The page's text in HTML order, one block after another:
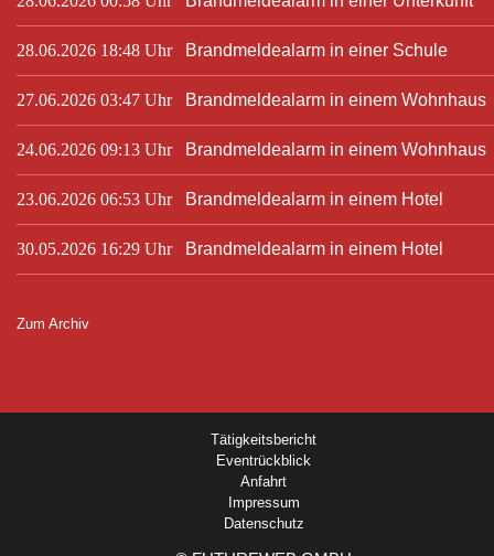
28.06.2026 18:48 Uhr Brandmeldealarm in einer Schule
27.06.2026 03:47 Uhr Brandmeldealarm in einem Wohnhaus
24.06.2026 09:13 Uhr Brandmeldealarm in einem Wohnhaus
23.06.2026 06:53 Uhr Brandmeldealarm in einem Hotel
30.05.2026 16:29 Uhr Brandmeldealarm in einem Hotel
Zum Archiv
Tätigkeitsbericht
Eventrückblick
Anfahrt
Impressum
Datenschutz